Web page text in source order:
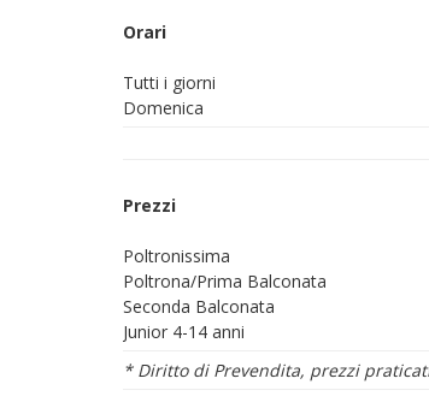
Orari
Tutti i giorni
Domenica
Prezzi
Poltronissima
Poltrona/Prima Balconata
Seconda Balconata
Junior 4-14 anni
* Diritto di Prevendita, prezzi